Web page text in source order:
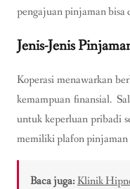
pengajuan pinjaman bisa
Jenis-Jenis
Koperasi menawarkan
kemampuan finansial.
untuk keperluan pribadi
memiliki plafon pinjaman
Baca juga:Klinik